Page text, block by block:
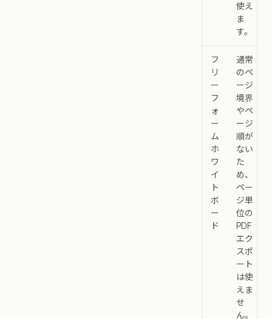
使え
ま
す。
フ
リ
ー
フ
ォ
ー
ム
ホ
ワ
イ
ト
ボ
ー
ド
通常
のペ
ージ
境界
やペ
ージ
順が
ない
た
め、
ペー
ジ単
位の
PDF
エク
スポ
ート
は使
えま
せ
ん。